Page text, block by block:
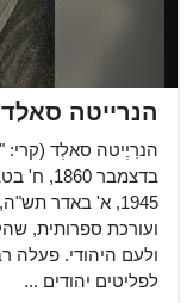
הנרייטה סאלד
1945, א' באדר
ועורכת ספרותית,
ולעם היהודי. פעלה
לפליטים יהודים ...